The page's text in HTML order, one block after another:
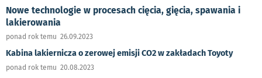
Nowe technologie w procesach cięcia, gięcia, spawania i
lakierowania
ponad rok temu 26.09.2023
Kabina lakiernicza o zerowej emisji CO2 w zakładach Toyoty
ponad rok temu 20.08.2023